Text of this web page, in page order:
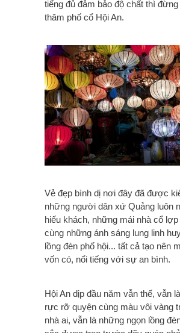
tiếng đủ đảm bảo độ chất thì
thăm phố cổ Hội An.
Vẻ đẹp bình dị nơi đây đã được
những người dân xứ Quảng luôn
hiếu khách, những mái nhà cổ lợp
cùng những ánh sáng lung linh
lồng đèn phố hội... tất cả tạo nên
vốn có, nổi tiếng với sự an bình.
Hội An dịp đầu năm vẫn thế, vẫn
rực rỡ quyện cùng màu vôi vàng
nhà ai, vẫn là những ngọn lồng